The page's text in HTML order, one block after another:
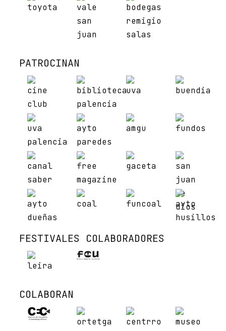
PATROCINAN
FESTIVALES COLABORADORES
COLABORAN